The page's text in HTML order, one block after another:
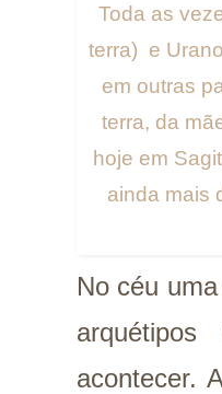
Toda as
terra) e
em outras
terra, da
hoje em
ainda mais
No céu
acontecer.